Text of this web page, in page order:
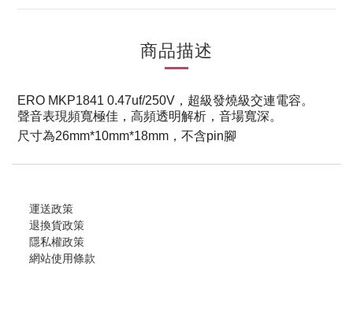
商品描述
ERO MKP1841 0.47uf/250V，超級發燒級交連電容。
聲音表現頻寬極佳，高頻透明解析，音場寬深。
尺寸為26mm*10mm*18mm，不含pin腳
運送政策
退換貨政策
隱私權政策
網站使用條款